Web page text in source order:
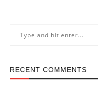
RECENT COMMENTS